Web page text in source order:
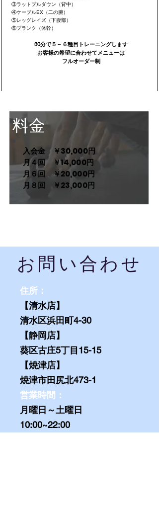
③ラットプルダウン（背中）
④ケーブルEX（二の腕）
⑤レッグレイズ（下腹部）
⑥プランク（体幹）
30分で５～６種目トレーニングします
​お客様の希望に合わせてメニューは
フルオーダー制
​料金
入会金 ￥30,000円
月４回 ￥14,000円
月６回 ￥20,000円
月８回 ￥23,000円
​お問い合わせ
​住所：
【清水店】
清水区浜田町4-30
【静岡店】
​葵区古庄5丁目 15-15
【焼津店】
焼津市田尻北473-1
営業時間：
月曜日～土曜日
10:00~22:00